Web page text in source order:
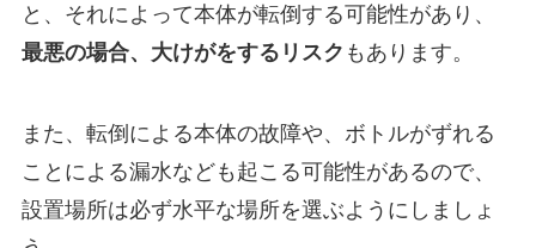
と、それによって本体が転倒する可能性があり、
最悪の場合、大けがをするリスク もあります。
また、転倒による本体の故障や、ボトルがずれる
ことによる漏水なども起こる可能性があるので、
設置場所は必ず水平な場所を選ぶようにしましょ